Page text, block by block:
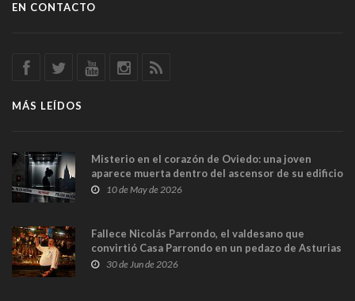
EN CONTACTO
MÁS LEÍDOS
Misterio en el corazón de Oviedo: una joven
aparece muerta dentro del ascensor de su edificio
y las cámaras captan sus últimos minutos
10 de May de 2026
Fallece Nicolás Parrondo, el valdesano que
convirtió Casa Parrondo en un pedazo de Asturias
en Madrid
30 de Jun de 2026